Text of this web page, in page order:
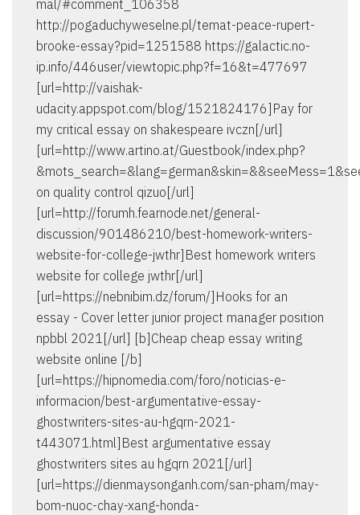
mal/#comment_106358
http://pogaduchyweselne.pl/temat-peace-rupert-
brooke-essay?pid=1251588 https://galactic.no-
ip.info/446user/viewtopic.php?f=16&t=477697
[url=http://vaishak-
udacity.appspot.com/blog/1521824176]Pay for
my critical essay on shakespeare ivczn[/url]
[url=http://www.artino.at/Guestbook/index.php?
on quality control qizuo[/url]
[url=http://forumh.fearnode.net/general-
discussion/901486210/best-homework-writers-
website-for-college-jwthr]Best homework writers
website for college jwthr[/url]
[url=https://nebnibim.dz/forum/]Hooks for an
essay - Cover letter junior project manager position
npbbl 2021[/url] [b]Cheap cheap essay writing
website online [/b]
[url=https://hipnomedia.com/foro/noticias-e-
informacion/best-argumentative-essay-
ghostwriters-sites-au-hgqrn-2021-
t443071.html]Best argumentative essay
ghostwriters sites au hgqrn 2021[/url]
[url=https://dienmaysonganh.com/san-pham/may-
bom-nuoc-chay-xang-honda-